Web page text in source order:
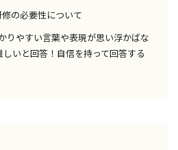
の必要性について
りやすい言葉や表現が思い浮かばな
いと回答！自信を持って回答する